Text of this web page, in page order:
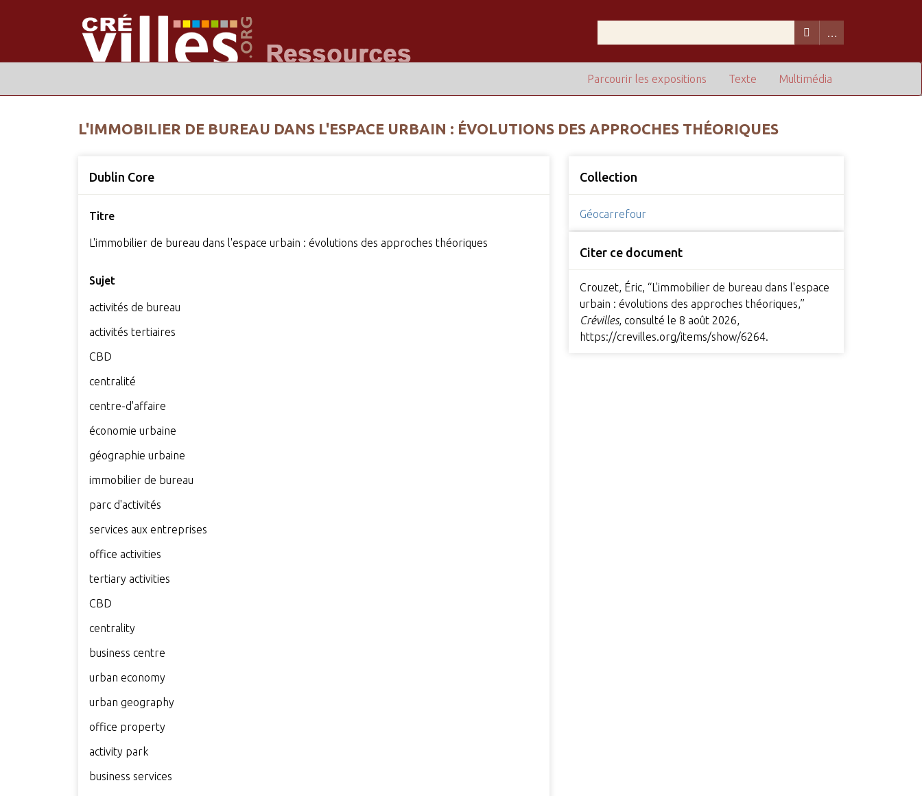
Multimédia
Texte
Parcourir les expositions
L'IMMOBILIER DE BUREAU DANS L'ESPACE URBAIN : ÉVOLUTIONS DES APPROCHES THÉORIQUES
Dublin Core
Titre
L'immobilier de bureau dans l'espace urbain : évolutions des approches théoriques
Sujet
activités de bureau
activités tertiaires
CBD
centralité
centre-d'affaire
économie urbaine
géographie urbaine
immobilier de bureau
parc d'activités
services aux entreprises
office activities
tertiary activities
CBD
centrality
business centre
urban economy
urban geography
office property
activity park
business services
Collection
Géocarrefour
Citer ce document
Crouzet, Éric, “L'immobilier de bureau dans l'espace
urbain : évolutions des approches théoriques,”
Crévilles, consulté le 8 août 2026,
https://crevilles.org/items/show/6264.